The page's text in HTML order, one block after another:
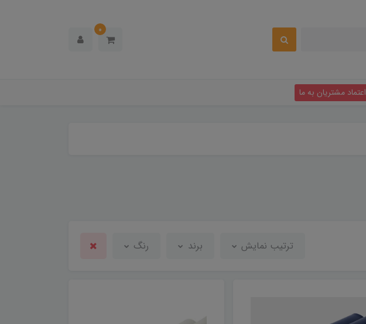
0
اعتماد مشتریان به ما
ترتیب نمایش برند رنگ